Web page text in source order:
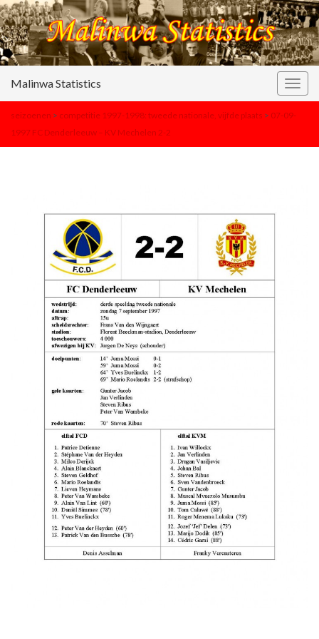
Malinwa Statistics
seizoenen > competitie 1997-1998: tweede nationale, vijfde plaats > 07-09-
1997 FC Denderleeuw – KV Mechelen 2-2